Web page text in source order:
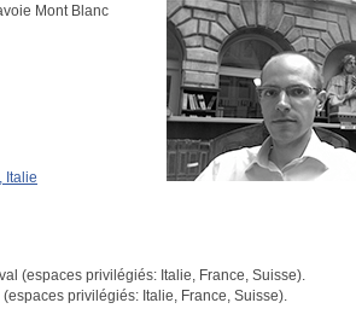
Mont Blanc
Italie
(espaces privilégiés: Italie, France, Suisse).
privilégiés: Italie, France, Suisse).